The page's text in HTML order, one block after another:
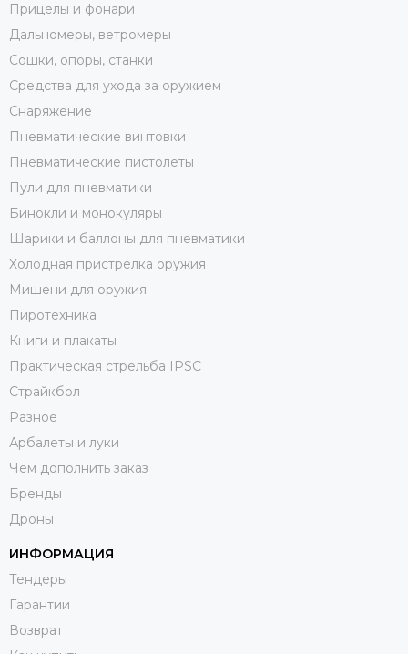
Прицелы и фонари
Дальномеры, ветромеры
Сошки, опоры, станки
Средства для ухода за оружием
Снаряжение
Пневматические винтовки
Пневматические пистолеты
Пули для пневматики
Бинокли и монокуляры
Шарики и баллоны для пневматики
Холодная пристрелка оружия
Мишени для оружия
Пиротехника
Книги и плакаты
Практическая стрельба IPSC
Страйкбол
Разное
Арбалеты и луки
Чем дополнить заказ
Бренды
Дроны
ИНФОРМАЦИЯ
Тендеры
Гарантии
Возврат